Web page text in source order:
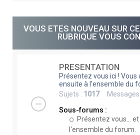
VOUS ETES NOUVEAU SUR
RUBRIQUE VOUS
PRESENTATION
Présentez vous ici ! Vous
ensuite à l'ensemble du
Sujets : 1017Messages
Sous-forums :
Présentez vous...
l'ensemble du forum.